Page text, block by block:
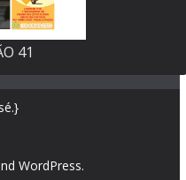
41
.}
WordPress.